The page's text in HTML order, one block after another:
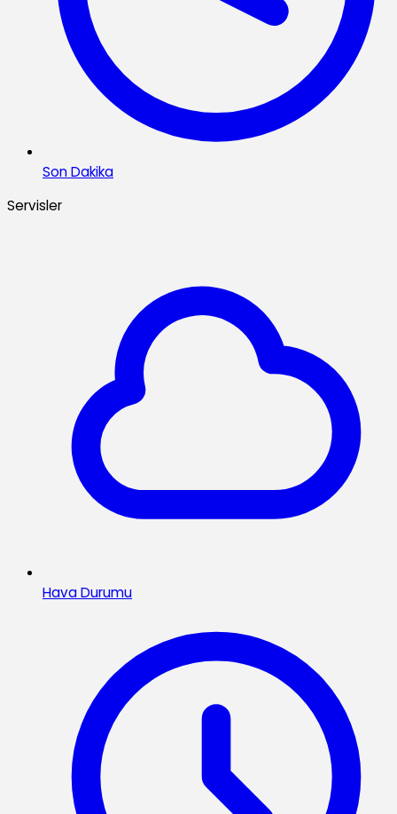
Son Dakika
Servisler
Hava Durumu